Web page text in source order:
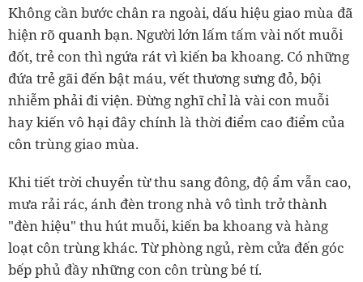
Không cần bước chân ra ngoài, dấu hiệu giao mùa đã
hiện rõ quanh bạn. Người lớn lấm tấm vài nốt muỗi
đốt, trẻ con thì ngứa rát vì kiến ba khoang. Có những
đứa trẻ gãi đến bật máu, vết thương sưng đỏ, bội
nhiễm phải đi viện. Đừng nghĩ chỉ là vài con muỗi
hay kiến vô hại đây chính là thời điểm cao điểm của
côn trùng giao mùa.
Khi tiết trời chuyển từ thu sang đông, độ ẩm vẫn cao,
mưa rải rác, ánh đèn trong nhà vô tình trở thành
"đèn hiệu" thu hút muỗi, kiến ba khoang và hàng
loạt côn trùng khác. Từ phòng ngủ, rèm cửa đến góc
bếp phủ đầy những con côn trùng bé tí.